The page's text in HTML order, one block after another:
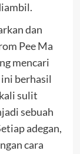
dan
Pee Ma
mencari
berhasil
sulit
sebuah
adegan,
cara